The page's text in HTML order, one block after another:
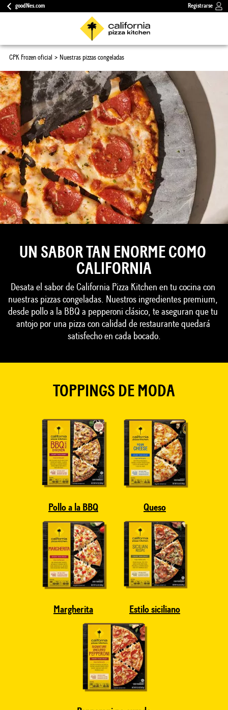
goodNes.com Registrarse
CPK Frozen oficial Nuestras pizzas congeladas
UN SABOR TAN ENORME COMO
CALIFORNIA
Desata el sabor de California Pizza Kitchen en tu cocina con
nuestras pizzas congeladas. Nuestros ingredientes premium,
desde pollo a la BBQ a pepperoni clásico, te aseguran que tu
antojo por una pizza con calidad de restaurante quedará
satisfecho en cada bocado.
TOPPINGS DE MODA
Pollo a la BBQ Queso
Margherita Estilo siciliano